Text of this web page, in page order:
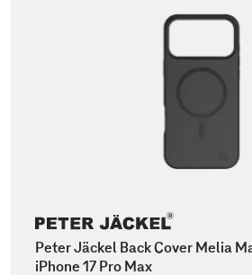
Peter Jäckel Back Cover Melia
iPhone 17 Pro Max